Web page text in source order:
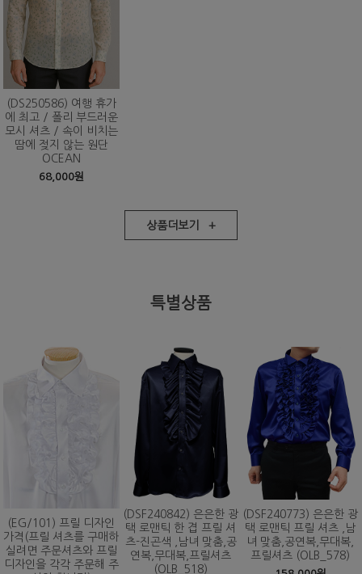
(DS250586) 여행 휴가
에 최고 / 폴리 부드러운
모시 셔츠 / 속이 비치는
땀에 젖지 않는 원단
OCEAN
68,000원
상품더보기 +
특별상품
(EG/101) 프릴 디자인
가격(프릴 셔츠를 구매하
실려면 주문셔츠와 프릴
디자인을 각각 주문해 주
(DSF240842) 은은한 광
택 로맨틱 한 겹 프릴 셔
츠-진곤색 ,남녀 맞춤,공
연복,무대복,프릴셔츠
(OLB_518)
(DSF240773) 은은한 광
택 로맨틱 프릴 셔츠 ,남
녀 맞춤,공연복,무대복,
프릴셔츠 (OLB_578)